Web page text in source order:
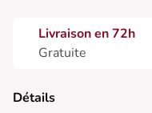
Livraison en 72h
Gratuite
Détails